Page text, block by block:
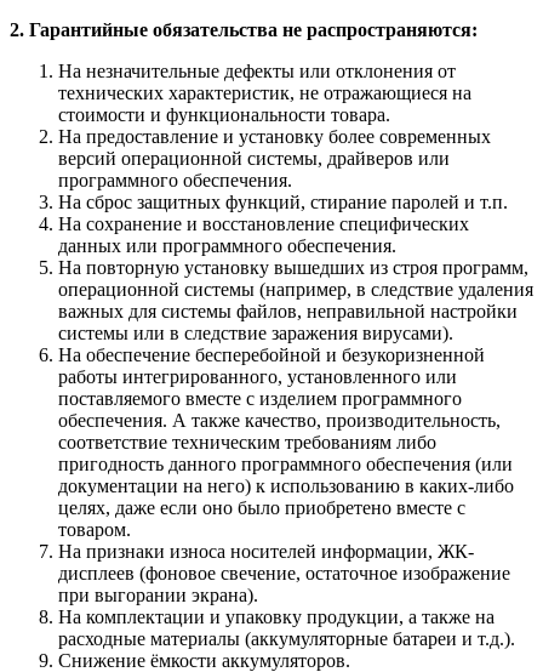
2. Гарантийные обязательства не распространяются:
На незначительные дефекты или отклонения от
технических характеристик, не отражающиеся на
стоимости и функциональности товара.
На предоставление и установку более современных
версий операционной системы, драйверов или
программного обеспечения.
На сброс защитных функций, стирание паролей и т.п.
На сохранение и восстановление специфических
данных или программного обеспечения.
На повторную установку вышедших из строя программ,
операционной системы (например, в следствие удаления
важных для системы файлов, неправильной настройки
системы или в следствие заражения вирусами).
На обеспечение бесперебойной и безукоризненной
работы интегрированного, установленного или
поставляемого вместе с изделием программного
обеспечения. А также качество, производительность,
соответствие техническим требованиям либо
пригодность данного программного обеспечения (или
документации на него) к использованию в каких-либо
целях, даже если оно было приобретено вместе с
товаром.
На признаки износа носителей информации, ЖК-
дисплеев (фоновое свечение, остаточное изображение
при выгорании экрана).
На комплектации и упаковку продукции, а также на
расходные материалы (аккумуляторные батареи и т.д.).
Снижение ёмкости аккумуляторов.